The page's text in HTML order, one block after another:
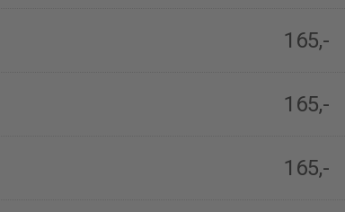
165,-
165,-
165,-